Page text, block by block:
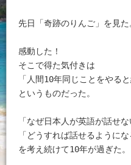
先日「奇跡のりんご」を見た
感動した！
そこで得た気付きは
「人間10年同じことをやる
というものだった。
「なぜ日本人が英語が話せな
「どうすれば話せるようにな
を考え続けて10年が過ぎた。